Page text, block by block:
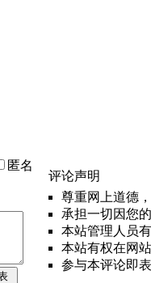
匿名
评论声明
尊重网上道德
承担一切因您
本站管理人员
本站有权在网
参与本评论即